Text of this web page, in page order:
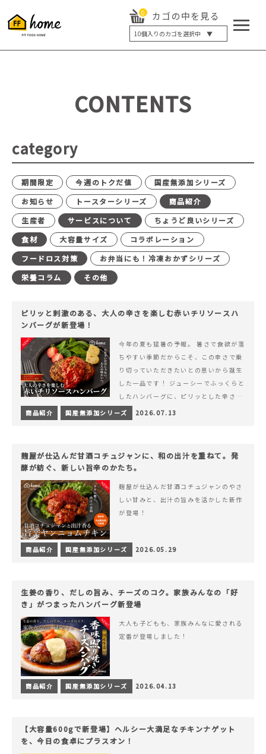
0 カゴの中を見る
10個入りのカゴを選択中 ▼
5個入り
20個入り
最大12%OFF
CONTENTS
category
期間限定 今週のトクだ値
国産無添加シリーズ
お知らせ
トースターシリーズ
商品紹介
生産者
サービスについて
ちょうど良いシリーズ
食材
大容量サイズ
コラボレーション
フードロス対策
お弁当にも！冷凍おかずシリーズ
栄養コラム
その他
ピリッと刺激のある、大人の辛さを楽しむ赤いチリソースハ
ンバーグが新登場！
今年の夏も猛暑の予報。 暑さで食欲が落
ちやすい季節だからこそ、この辛さで乗
り切っていただきたいとの思いから誕生
した一品です！ ジューシーでふっくらと
したハンバーグに、ピリッとした辛さと
コク深い旨みが楽しめる特製チリソース
&hellip; 続きを読む ピリッと刺激のあ
商品紹介 国産無添加シリーズ 2026.07.13
麹屋が仕込んだ甘酒コチュジャンに、和の出汁を重ねて。発
酵が紡ぐ、新しい旨辛のかたち。
麹屋が仕込んだ甘酒コチュジャンのやさ
しい甘みと、出汁の旨みを活かした新作
が登場！
商品紹介 国産無添加シリーズ 2026.05.29
生姜の香り、だしの旨み、チーズのコク。家族みんなの「好
き」がつまったハンバーグ新登場
大人も子どもも、家族みんなに愛される
定番が登場しました！
商品紹介 国産無添加シリーズ 2026.04.13
【大容量600gで新登場】ヘルシー大満足なチキンナゲット
を、今日の食卓にプラスオン！